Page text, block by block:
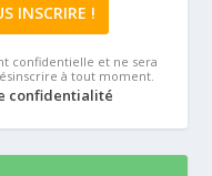
confidentielle et ne sera
à tout moment.
confidentialité